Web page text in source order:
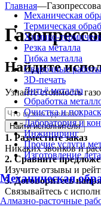
Механическая
Термическая
Химико-
Резка металла
Гибка металла
Сварочные работы
3D-печать
Литьё металла
Обработка
Очистка и
Лаборатория и
Инжиниринг
Прочие услуги
Изготовление
Механическая
Алмазно-расточные
Главная—
Найдите
Узнайте стоимость
Найти исполнителя
1. Разместите заказ
Никаких звонков и
2. Сравните
Изучите отзывы и
3.Договоритесь
Связывайтесь с